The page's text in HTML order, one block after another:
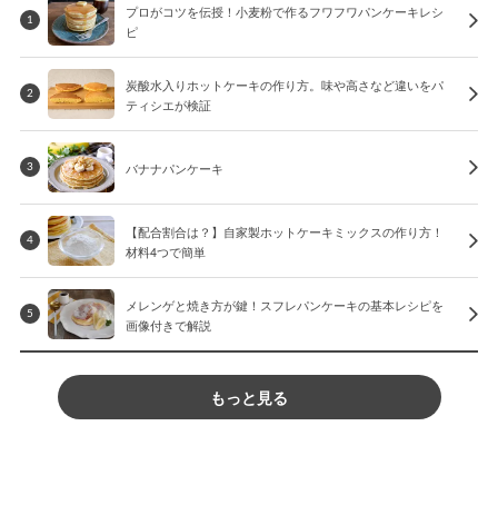
1
プロがコツを伝授！小麦粉で作るフワフワパンケーキレシ
ピ
2
炭酸水入りホットケーキの作り方。味や高さなど違いをパ
ティシエが検証
3 バナナパンケーキ
4
【配合割合は？】自家製ホットケーキミックスの作り方！
材料4つで簡単
5
メレンゲと焼き方が鍵！スフレパンケーキの基本レシピを
画像付きで解説
もっと見る